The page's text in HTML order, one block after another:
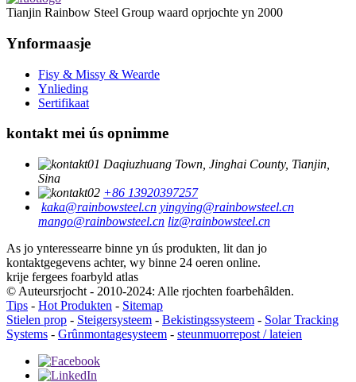
Tianjin Rainbow Steel Group waard oprjochte yn 2000
Ynformaasje
Fisy & Missy & Wearde
Ynlieding
Sertifikaat
kontakt mei ús opnimme
Daqiuzhuang Town, Jinghai County, Tianjin,
Sina
+86 13920397257
kaka@rainbowsteel.cn yingying@rainbowsteel.cn
mango@rainbowsteel.cn liz@rainbowsteel.cn
As jo ​​ynteressearre binne yn ús produkten, lit dan jo
kontaktgegevens achter, wy binne 24 oeren online.
krije fergees foarbyld atlas
© Auteursrjocht - 2010-2024: Alle rjochten foarbehâlden.
Tips - Hot Produkten - Sitemap
Stielen prop - Steigersysteem - Bekistingssysteem - Solar Tracking
Systems - Grûnmontagesysteem - steunmuorrepost / lateien